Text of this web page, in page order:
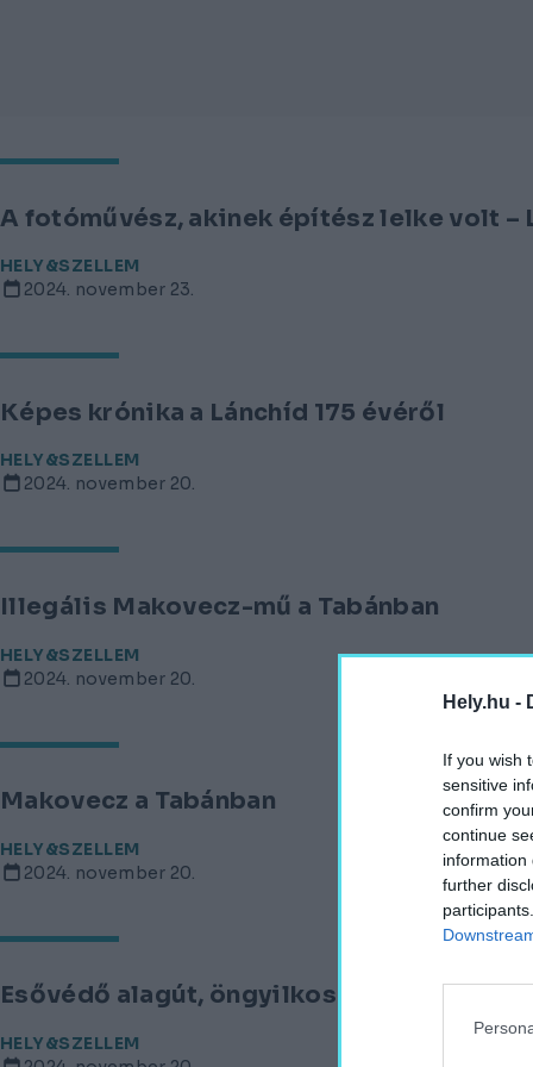
Hely.hu -
If you wish
sensitive
confirm
continue
information
further
A fotóművész, akinek építész lelke volt –
HELY&SZELLEM
2024. november 23.
Képes krónika a Lánchíd 175 évéről
HELY&SZELLEM
2024. november 20.
Illegális Makovecz-mű a Tabánban
HELY&SZELLEM
2024. november 20.
Makovecz a Tabánban
HELY&SZELLEM
2024. november 20.
Esővédő alagút, öngyilkos szobrász és
HELY&SZELLEM